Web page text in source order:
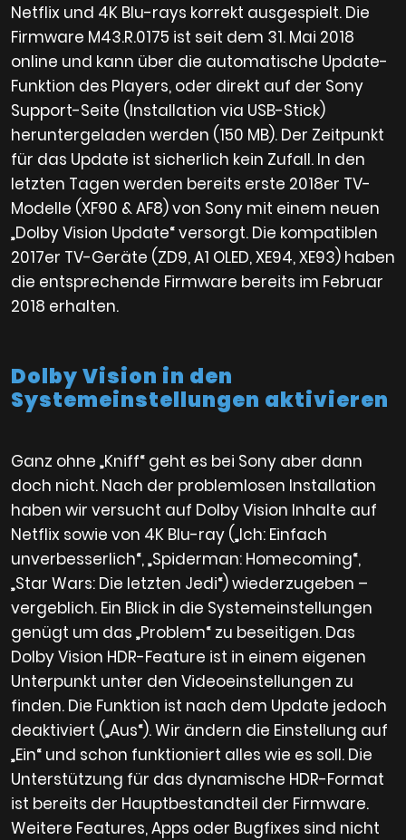
Netflix und 4K Blu-rays korrekt ausgespielt. Die
Firmware M43.R.0175 ist seit dem 31. Mai 2018
online und kann über die automatische Update-
Funktion des Players, oder direkt auf der Sony
Support-Seite (Installation via USB-Stick)
heruntergeladen werden (150 MB). Der Zeitpunkt
für das Update ist sicherlich kein Zufall. In den
letzten Tagen werden bereits erste 2018er TV-
Modelle (XF90 & AF8) von Sony mit einem neuen
„Dolby Vision Update“ versorgt. Die kompatiblen
2017er TV-Geräte (ZD9, A1 OLED, XE94, XE93) haben
die entsprechende Firmware bereits im Februar
2018 erhalten.
Dolby Vision in den
Systemeinstellungen aktivieren
Ganz ohne „Kniff“ geht es bei Sony aber dann
doch nicht. Nach der problemlosen Installation
haben wir versucht auf Dolby Vision Inhalte auf
Netflix sowie von 4K Blu-ray („Ich: Einfach
unverbesserlich“, „Spiderman: Homecoming“,
„Star Wars: Die letzten Jedi“) wiederzugeben –
vergeblich. Ein Blick in die Systemeinstellungen
genügt um das „Problem“ zu beseitigen. Das
Dolby Vision HDR-Feature ist in einem eigenen
Unterpunkt unter den Videoeinstellungen zu
finden. Die Funktion ist nach dem Update jedoch
deaktiviert („Aus“). Wir ändern die Einstellung auf
„Ein“ und schon funktioniert alles wie es soll. Die
Unterstützung für das dynamische HDR-Format
ist bereits der Hauptbestandteil der Firmware.
Weitere Features, Apps oder Bugfixes sind nicht